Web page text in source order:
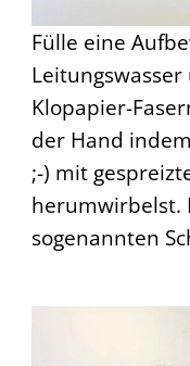
Fülle eine
Klopapier-
der Hand
;-) mit
herumwirbelst.
sogenannten